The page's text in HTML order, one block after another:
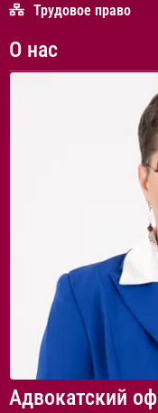
Трудовое право
О нас
Адвокатский